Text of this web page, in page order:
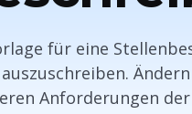
für eine
Anforderungen